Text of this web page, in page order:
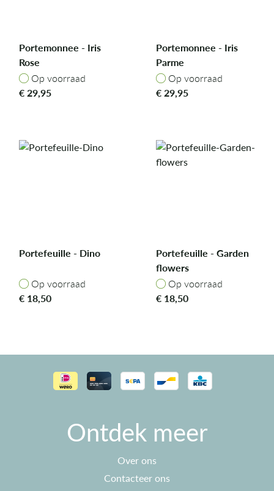
Portemonnee - Iris
Rose
Op voorraad
Op voorraad
€29,95
Portemonnee - Iris
Parme
Op voorraad
Op voorraad
€29,95
Portefeuille - Dino
Op voorraad
Op voorraad
€ 18,50
Portefeuille - Garden
flowers
Op voorraad
Op voorraad
€ 18,50
Ontdek meer
Over ons
Contacteer ons